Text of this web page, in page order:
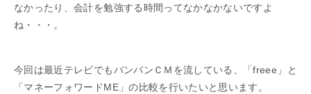
なかったり、会計を勉強する時間ってなかなかないですよ
ね・・・。
今回は最近テレビでもバンバンＣＭを流している、「freee」と
「マネーフォワードME」の比較を行いたいと思います。